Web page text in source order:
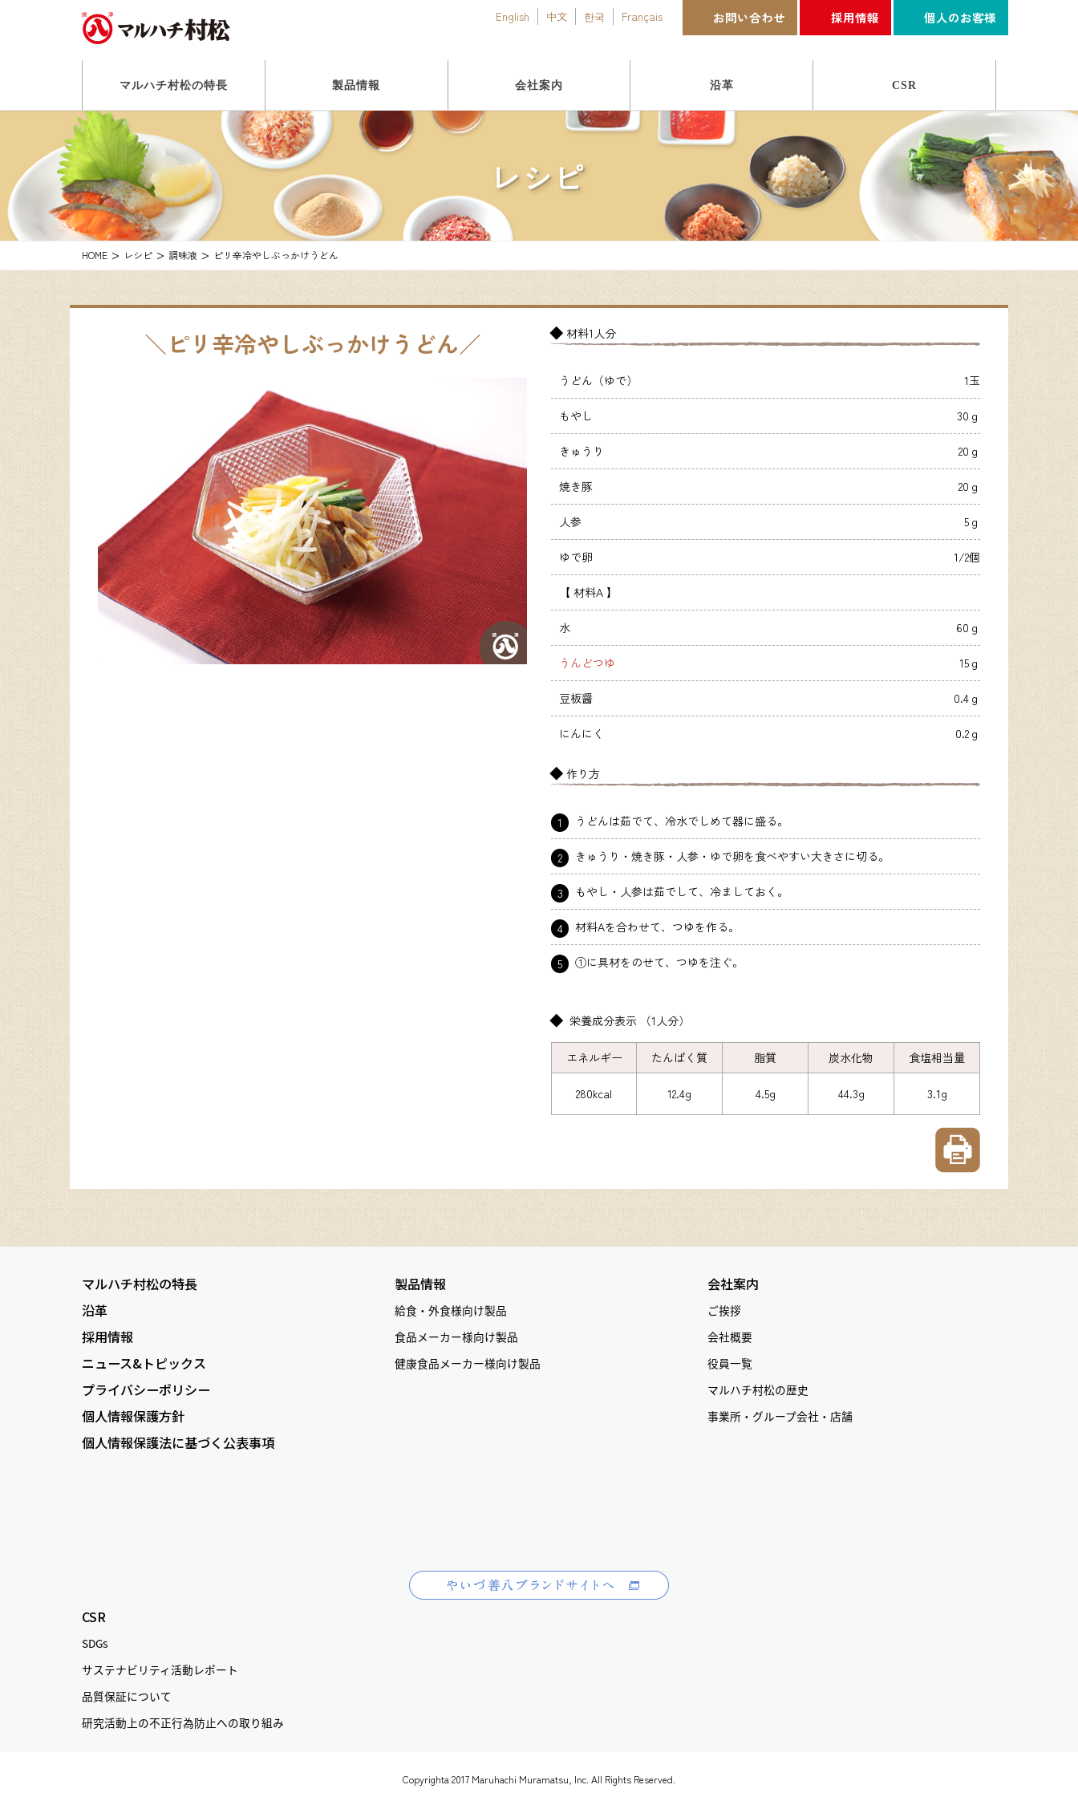
お問い合わせ 採用情報 個人のお客様
English 中文 한국 Français
マルハチ村松の特長 製品情報 会社案内 沿革 CSR
レシピ
HOME レシピ 調味液 ピリ辛冷やしぶっかけうどん
ピリ辛冷やしぶっかけうどん 材料1人分
うどん（ゆで） 1玉
もやし 30ｇ
きゅうり 20ｇ
焼き豚 20ｇ
人参 5ｇ
ゆで卵 1/2個
【 材料A 】
水 60ｇ
うんどつゆ 15ｇ
豆板醤 0.4ｇ
にんにく 0.2ｇ
作り方
1 うどんは茹でて、冷水でしめて器に盛る。
2 きゅうり・焼き豚・人参・ゆで卵を食べやすい大きさに切る。
3 もやし・人参は茹でして、冷ましておく。
4 材料Aを合わせて、つゆを作る。
5 ①に具材をのせて、つゆを注ぐ。
栄養成分表示 （1人分）
エネルギー たんぱく質 脂質 炭水化物 食塩相当量
280kcal 12.4g 4.5g 44.3g 3.1g
マルハチ村松の特長
沿革
採用情報
ニュース&トピックス
プライバシーポリシー
個人情報保護方針
個人情報保護法に基づく公表事項
製品情報
給食・外食様向け製品
食品メーカー様向け製品
健康食品メーカー様向け製品
会社案内
ご挨拶
会社概要
役員一覧
マルハチ村松の歴史
事業所・グループ会社・店舗
CSR
SDGs
サステナビリティ活動レポート
品質保証について
研究活動上の不正行為防止への取り組み
Copyrighta 2017 Maruhachi Muramatsu, Inc. All Rights Reserved.